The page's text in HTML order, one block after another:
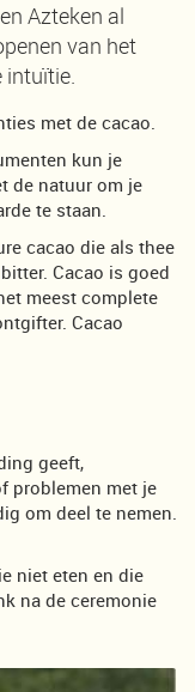
Azteken al
van het
intuïtie.
met de cacao.
kun je
de natuur om je
te staan.
cacao die als thee
Cacao is goed
meest complete
Cacao
geeft,
problemen met je
om deel te nemen.
niet eten en die
na de ceremonie